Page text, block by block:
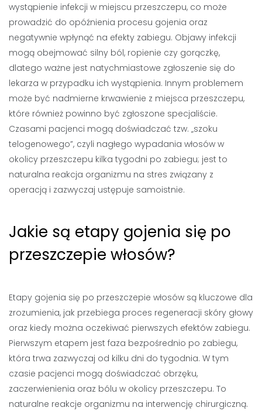
wystąpienie infekcji w miejscu przeszczepu, co może
prowadzić do opóźnienia procesu gojenia oraz
negatywnie wpłynąć na efekty zabiegu. Objawy infekcji
mogą obejmować silny ból, ropienie czy gorączkę,
dlatego ważne jest natychmiastowe zgłoszenie się do
lekarza w przypadku ich wystąpienia. Innym problemem
może być nadmierne krwawienie z miejsca przeszczepu,
które również powinno być zgłoszone specjaliście.
Czasami pacjenci mogą doświadczać tzw. „szoku
telogenowego”, czyli nagłego wypadania włosów w
okolicy przeszczepu kilka tygodni po zabiegu; jest to
naturalna reakcja organizmu na stres związany z
operacją i zazwyczaj ustępuje samoistnie.
Jakie są etapy gojenia się po
przeszczepie włosów?
Etapy gojenia się po przeszczepie włosów są kluczowe dla
zrozumienia, jak przebiega proces regeneracji skóry głowy
oraz kiedy można oczekiwać pierwszych efektów zabiegu.
Pierwszym etapem jest faza bezpośrednio po zabiegu,
która trwa zazwyczaj od kilku dni do tygodnia. W tym
czasie pacjenci mogą doświadczać obrzęku,
zaczerwienienia oraz bólu w okolicy przeszczepu. To
naturalne reakcje organizmu na interwencję chirurgiczną.